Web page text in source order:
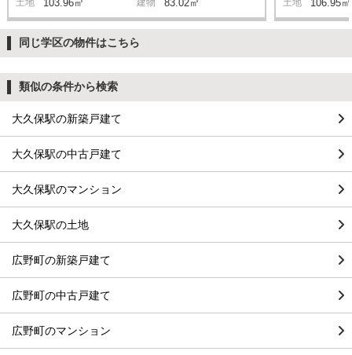
土地 103.96㎡ 建物 83.02㎡ 土地 106.95㎡
同じ学区の物件はこちら
類似の条件から検索
大久保駅の新築戸建て
大久保駅の中古戸建て
大久保駅のマンション
大久保駅の土地
広野町の新築戸建て
広野町の中古戸建て
広野町のマンション